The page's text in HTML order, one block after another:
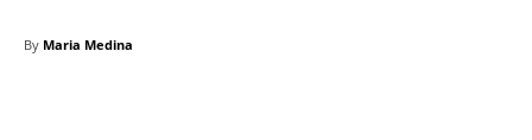
By Maria Medina